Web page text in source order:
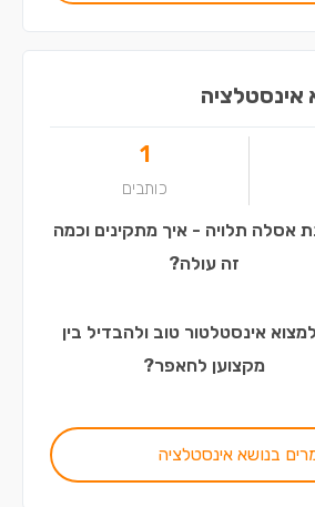
אינסטלציה
1
כותבים
אסלה תלויה - איך מתקינים וכמה
זה עולה?
אינסטלטור טוב ולהבדיל בין
מקצוען לחאפר?
בנושא אינסטלציה